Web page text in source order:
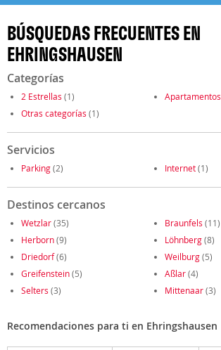
BÚSQUEDAS FRECUENTES EN
EHRINGSHAUSEN
Categorías
2 Estrellas (1) Apartamentos
Otras categorías (1)
Servicios
Parking(2) Internet(1)
Destinos cercanos
Wetzlar(35) Braunfels (11)
Herborn(9) Löhnberg(8)
Driedorf(6) Weilburg(5)
Greifenstein(5) Aßlar(4)
Selters (3) Mittenaar(3)
Recomendaciones para ti en Ehringshausen